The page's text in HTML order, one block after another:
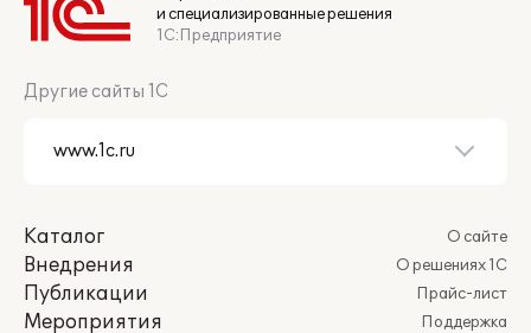
и специализированные решения
1С:Предприятие
Другие сайты 1С
Каталог
Внедрения
Публикации
Мероприятия
О сайте
О решениях 1С
Прайс-лист
Поддержка